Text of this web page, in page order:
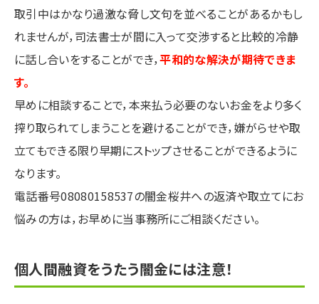
取引中はかなり過激な脅し文句を並べることがあるかもし
れませんが，司法書士が間に入って交渉すると比較的冷静
に話し合いをすることができ，平和的な解決が期待できま
す。
早めに相談することで，本来払う必要のないお金をより多く
搾り取られてしまうことを避けることができ，嫌がらせや取
立てもできる限り早期にストップさせることができるように
なります。
電話番号08080158537の闇金桜井への返済や取立てにお
悩みの方は，お早めに当事務所にご相談ください。
個人間融資をうたう闇金には注意！